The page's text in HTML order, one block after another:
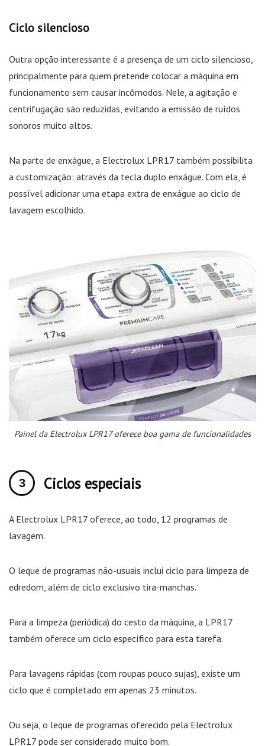
Ciclo silencioso
Outra opção interessante é a presença de um ciclo silencioso,
principalmente para quem pretende colocar a máquina em
funcionamento sem causar incômodos. Nele, a agitação e
centrifugação são reduzidas, evitando a emissão de ruídos
sonoros muito altos.
Na parte de enxágue, a Electrolux LPR17 também possibilita
a customização: através da tecla duplo enxágue. Com ela, é
possível adicionar uma etapa extra de enxágue ao ciclo de
lavagem escolhido.
Painel da Electrolux LPR17 oferece boa gama de funcionalidades
Ciclos especiais
A Electrolux LPR17 oferece, ao todo, 12 programas de
lavagem.
O leque de programas não-usuais inclui ciclo para limpeza de
edredom, além de ciclo exclusivo tira-manchas.
Para a limpeza (periódica) do cesto da máquina, a LPR17
também oferece um ciclo específico para esta tarefa.
Para lavagens rápidas (com roupas pouco sujas), existe um
ciclo que é completado em apenas 23 minutos.
Ou seja, o leque de programas oferecido pela Electrolux
LPR17 pode ser considerado muito bom.